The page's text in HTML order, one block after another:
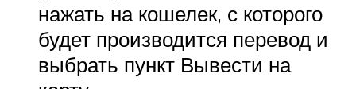
нажать на кошелек, с которого
будет производится перевод и
выбрать пункт Вывести на